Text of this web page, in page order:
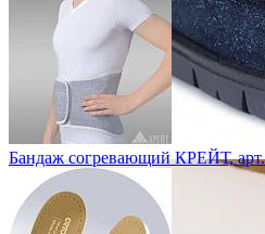
Бандаж согревающий КРЕЙТ,